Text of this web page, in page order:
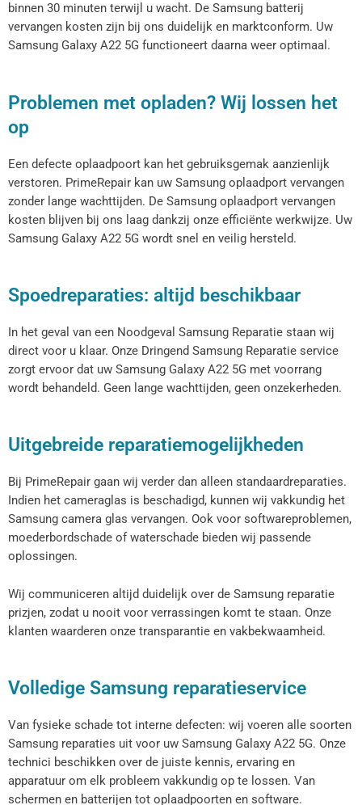
binnen 30 minuten terwijl u wacht. De Samsung batterij
vervangen kosten zijn bij ons duidelijk en marktconform. Uw
Samsung Galaxy A22 5G functioneert daarna weer optimaal.
Problemen met opladen? Wij lossen het
op
Een defecte oplaadpoort kan het gebruiksgemak aanzienlijk
verstoren. PrimeRepair kan uw Samsung oplaadport vervangen
zonder lange wachttijden. De Samsung oplaadport vervangen
kosten blijven bij ons laag dankzij onze efficiënte werkwijze. Uw
Samsung Galaxy A22 5G wordt snel en veilig hersteld.
Spoedreparaties: altijd beschikbaar
In het geval van een Noodgeval Samsung Reparatie staan wij
direct voor u klaar. Onze Dringend Samsung Reparatie service
zorgt ervoor dat uw Samsung Galaxy A22 5G met voorrang
wordt behandeld. Geen lange wachttijden, geen onzekerheden.
Uitgebreide reparatiemogelijkheden
Bij PrimeRepair gaan wij verder dan alleen standaardreparaties.
Indien het cameraglas is beschadigd, kunnen wij vakkundig het
Samsung camera glas vervangen. Ook voor softwareproblemen,
moederbordschade of waterschade bieden wij passende
oplossingen.
Wij communiceren altijd duidelijk over de Samsung reparatie
prizjen, zodat u nooit voor verrassingen komt te staan. Onze
klanten waarderen onze transparantie en vakbekwaamheid.
Volledige Samsung reparatieservice
Van fysieke schade tot interne defecten: wij voeren alle soorten
Samsung reparaties uit voor uw Samsung Galaxy A22 5G. Onze
technici beschikken over de juiste kennis, ervaring en
apparatuur om elk probleem vakkundig op te lossen. Van
schermen en batterijen tot oplaadpoorten en software.